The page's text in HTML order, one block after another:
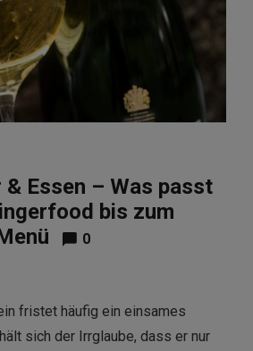
& Essen – Was passt
bis zum
0
fristet häufig ein einsames
sich der Irrglaube, dass er nur